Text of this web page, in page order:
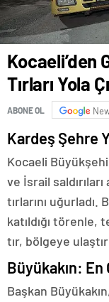
Kocaeli’den
Tırları Yola
ABONE OL
Kardeş Şehre
Kocaeli
ve İsrail
tırlarını uğurladı.
katıldığı
tır, bölgeye
Büyükakın: En
Başkan